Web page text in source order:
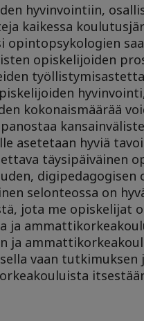
hyvinvointiin,
kaikessa
opintopsykologien
opiskelijoiden
kokonaismäärää
panostaa
asetetaan hyviä
täysipäiväinen
digipedagogisen
selonteossa on
jota me opiskelijat
ja
ja
vaan